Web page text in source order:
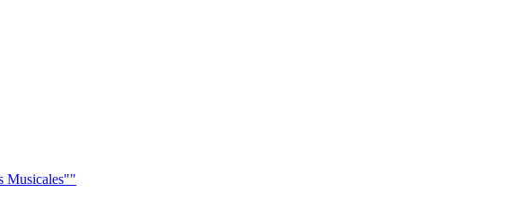
Musicales""